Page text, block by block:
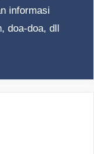
informasi
doa-doa, dll